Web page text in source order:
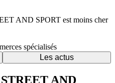
AND SPORT est moins cher
spécialisés
Les actus
STREET AND